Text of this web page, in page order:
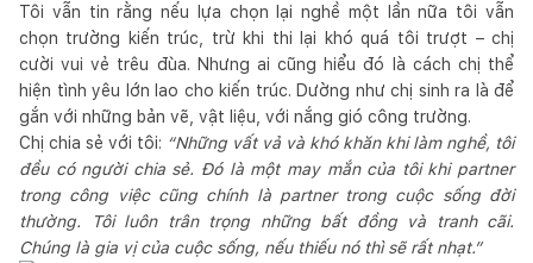
Tôi vẫn tin rằng nếu lựa chọn lại nghề một lần nữa tôi vẫn
chọn trường kiến trúc, trừ khi thi lại khó quá tôi trượt – chị
cười vui vẻ trêu đùa. Nhưng ai cũng hiểu đó là cách chị thể
hiện tình yêu lớn lao cho kiến trúc. Dường như chị sinh ra là để
gắn với những bản vẽ, vật liệu, với nắng gió công trường.
Chị chia sẻ với tôi: “Những vất vả và khó khăn khi làm nghề, tôi
đều có người chia sẻ. Đó là một may mắn của tôi khi partner
trong công việc cũng chính là partner trong cuộc sống đời
thường. Tôi luôn trân trọng những bất đồng và tranh cãi.
Chúng là gia vị của cuộc sống, nếu thiếu nó thì sẽ rất nhạt.”